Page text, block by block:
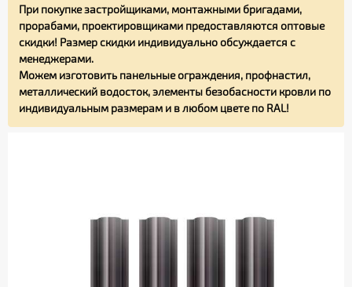
При покупке застройщиками, монтажными бригадами,
прорабами, проектировщиками предоставляются оптовые
скидки! Размер скидки индивидуально обсуждается с
менеджерами.
Можем изготовить панельные ограждения, профнастил,
металлический водосток, элементы безобасности кровли по
индивидуальным размерам и в любом цвете по RAL!